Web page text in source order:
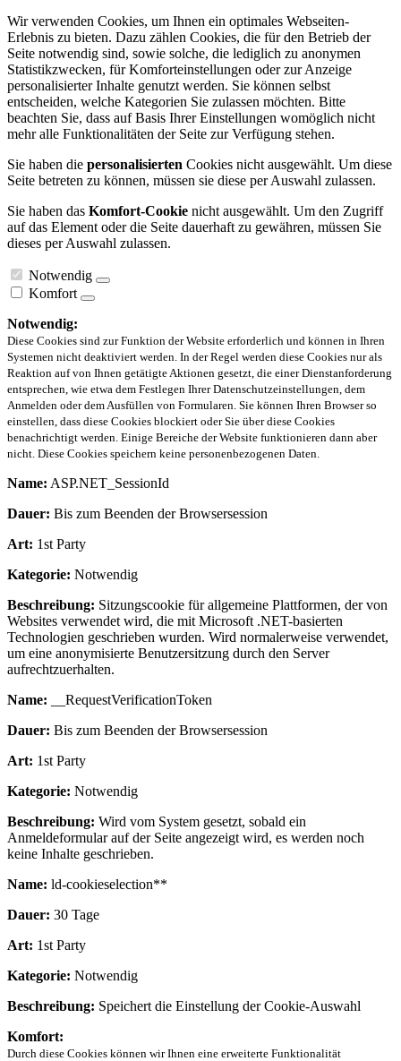
Wir verwenden Cookies, um Ihnen ein optimales Webseiten-
Erlebnis zu bieten. Dazu zählen Cookies, die für den Betrieb der
Seite notwendig sind, sowie solche, die lediglich zu anonymen
Statistikzwecken, für Komforteinstellungen oder zur Anzeige
personalisierter Inhalte genutzt werden. Sie können selbst
entscheiden, welche Kategorien Sie zulassen möchten. Bitte
beachten Sie, dass auf Basis Ihrer Einstellungen womöglich nicht
mehr alle Funktionalitäten der Seite zur Verfügung stehen.
Sie haben die personalisierten Cookies nicht ausgewählt. Um diese
Seite betreten zu können, müssen sie diese per Auswahl zulassen.
Sie haben das Komfort-Cookie nicht ausgewählt. Um den Zugriff
auf das Element oder die Seite dauerhaft zu gewähren, müssen Sie
dieses per Auswahl zulassen.
Notwendig
Komfort
Notwendig:
Diese Cookies sind zur Funktion der Website erforderlich und können in Ihren
Systemen nicht deaktiviert werden. In der Regel werden diese Cookies nur als
Reaktion auf von Ihnen getätigte Aktionen gesetzt, die einer Dienstanforderung
entsprechen, wie etwa dem Festlegen Ihrer Datenschutzeinstellungen, dem
Anmelden oder dem Ausfüllen von Formularen. Sie können Ihren Browser so
einstellen, dass diese Cookies blockiert oder Sie über diese Cookies
benachrichtigt werden. Einige Bereiche der Website funktionieren dann aber
nicht. Diese Cookies speichern keine personenbezogenen Daten.
Name: ASP.NET_SessionId
Dauer: Bis zum Beenden der Browsersession
Art: 1st Party
Kategorie: Notwendig
Beschreibung: Sitzungscookie für allgemeine Plattformen, der von
Websites verwendet wird, die mit Microsoft .NET-basierten
Technologien geschrieben wurden. Wird normalerweise verwendet,
um eine anonymisierte Benutzersitzung durch den Server
aufrechtzuerhalten.
Name: __RequestVerificationToken
Dauer: Bis zum Beenden der Browsersession
Art: 1st Party
Kategorie: Notwendig
Beschreibung: Wird vom System gesetzt, sobald ein
Anmeldeformular auf der Seite angezeigt wird, es werden noch
keine Inhalte geschrieben.
Name: ld-cookieselection**
Dauer: 30 Tage
Art: 1st Party
Kategorie: Notwendig
Beschreibung: Speichert die Einstellung der Cookie-Auswahl
Komfort:
Durch diese Cookies können wir Ihnen eine erweiterte Funktionalität